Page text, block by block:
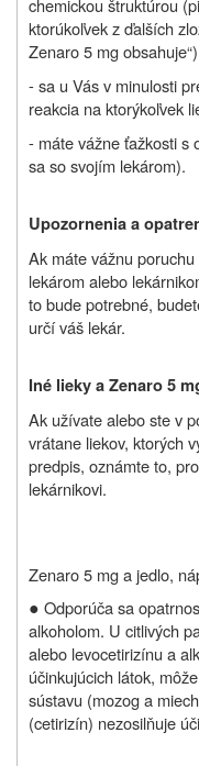
chemickou štruktúrou
ktorúkoľvek z ďalších
Zenaro 5 mg
- sa u Vás v minulosti
reakcia na ktorýkoľvek
- máte vážne ťažkosti s
sa so svojím lekárom).
Upozornenia a
Ak máte vážnu
lekárom alebo
to bude potrebné,
určí váš lekár.
Iné lieky aZenaro 5
Ak užívate alebo ste v
vrátane liekov, ktorých
predpis, oznámte to,
lekárnikovi.
Zenaro 5 mg a jedlo,
● Odporúča sa
alkoholom. U citlivých
alebo levocetirizínu a
účinkujúcich látok,
sústavu (mozog a
(cetirizín) nezosilňuje